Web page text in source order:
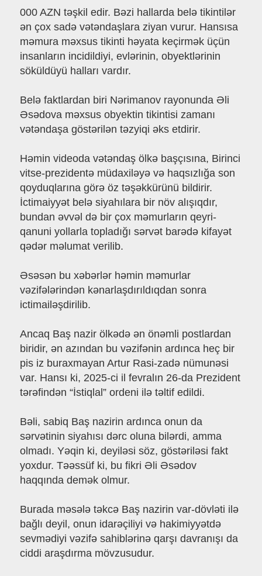
000 AZN təşkil edir. Bəzi hallarda belə tikintilər
ən çox sadə vətəndaşlara ziyan vurur. Hansısa
məmura məxsus tikinti həyata keçirmək üçün
insanların incidildiyi, evlərinin, obyektlərinin
söküldüyü halları vardır.
Belə faktlardan biri Nərimanov rayonunda Əli
Əsədova məxsus obyektin tikintisi zamanı
vətəndaşa göstərilən təzyiqi əks etdirir.
Həmin videoda vətəndaş ölkə başçısına, Birinci
vitse-prezidentə müdaxiləyə və haqsızlığa son
qoyduqlarına görə öz təşəkkürünü bildirir.
İctimaiyyət belə siyahılara bir növ alışıqdır,
bundan əvvəl də bir çox məmurların qeyri-
qanuni yollarla topladığı sərvət barədə kifayət
qədər məlumat verilib.
Əsəsən bu xəbərlər həmin məmurlar
vəzifələrindən kənarlaşdırıldıqdan sonra
ictimailəşdirilib.
Ancaq Baş nazir ölkədə ən önəmli postlardan
biridir, ən azından bu vəzifənin ardınca heç bir
pis iz buraxmayan Artur Rasi-zadə nümunəsi
var. Hansı ki, 2025-ci il fevralın 26-da Prezident
tərəfindən “İstiqlal” ordeni ilə təltif edildi.
Bəli, sabiq Baş nazirin ardınca onun da
sərvətinin siyahısı dərc oluna bilərdi, amma
olmadı. Yəqin ki, deyiləsi söz, göstəriləsi fakt
yoxdur. Təəssüf ki, bu fikri Əli Əsədov
haqqında demək olmur.
Burada məsələ təkcə Baş nazirin var-dövləti ilə
bağlı deyil, onun idarəçiliyi və hakimiyyətdə
sevmədiyi vəzifə sahiblərinə qarşı davranışı da
ciddi araşdırma mövzusudur.